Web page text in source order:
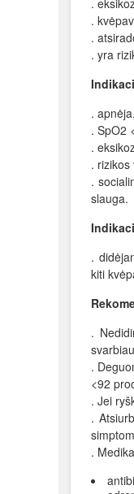
.
.
.
. yra
.
.
.
.
.
slauga.
.
kiti
.
.
<92
. Jei
.
.